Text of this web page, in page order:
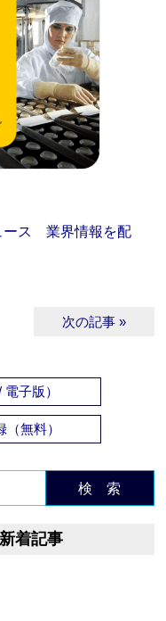
ース 業界情報を配
次の記事 »
子版）
無料）
検 索
着記事